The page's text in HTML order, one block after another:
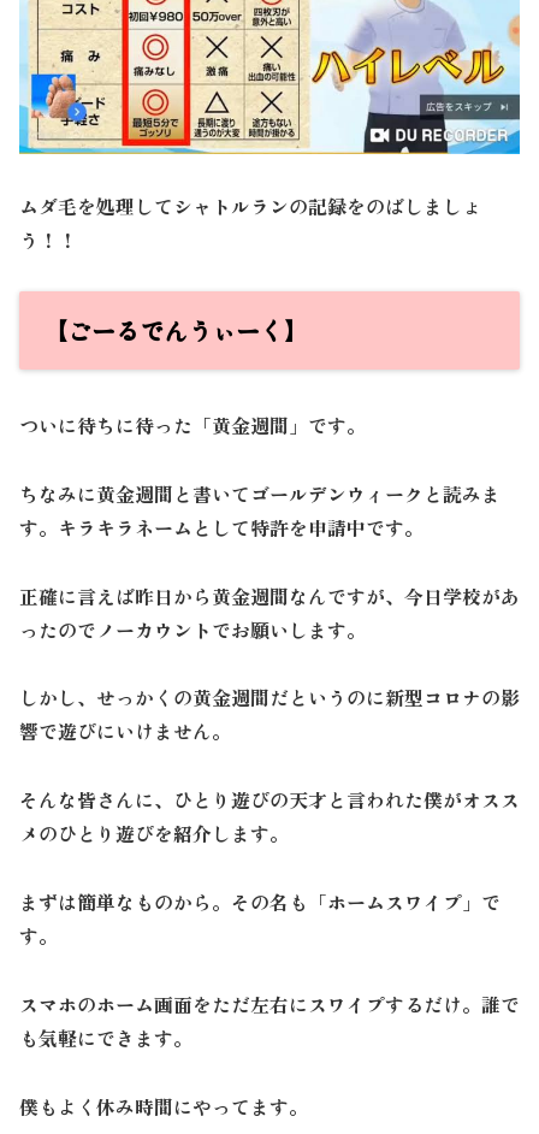
ムダ毛を処理してシャトルランの記録をのばしましょ
う！！
【ごーるでんうぃーく】
ついに待ちに待った「黄金週間」です。
ちなみに黄金週間と書いてゴールデンウィークと読みま
す。キラキラネームとして特許を申請中です。
正確に言えば昨日から黄金週間なんですが、今日学校があ
ったのでノーカウントでお願いします。
しかし、せっかくの黄金週間だというのに新型コロナの影
響で遊びにいけません。
そんな皆さんに、ひとり遊びの天才と言われた僕がオスス
メのひとり遊びを紹介します。
まずは簡単なものから。その名も「ホームスワイプ」で
す。
スマホのホーム画面をただ左右にスワイプするだけ。誰で
も気軽にできます。
僕もよく休み時間にやってます。